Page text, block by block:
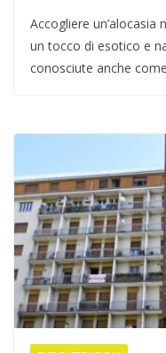
Accogliere un’alocasia
un tocco di esotico e
conosciute anche